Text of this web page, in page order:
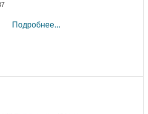
Подробнее...